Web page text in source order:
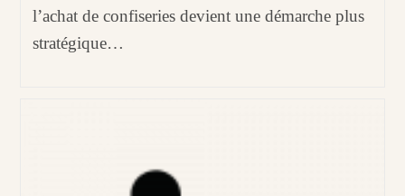
l’achat de confiseries devient une démarche plus
stratégique…